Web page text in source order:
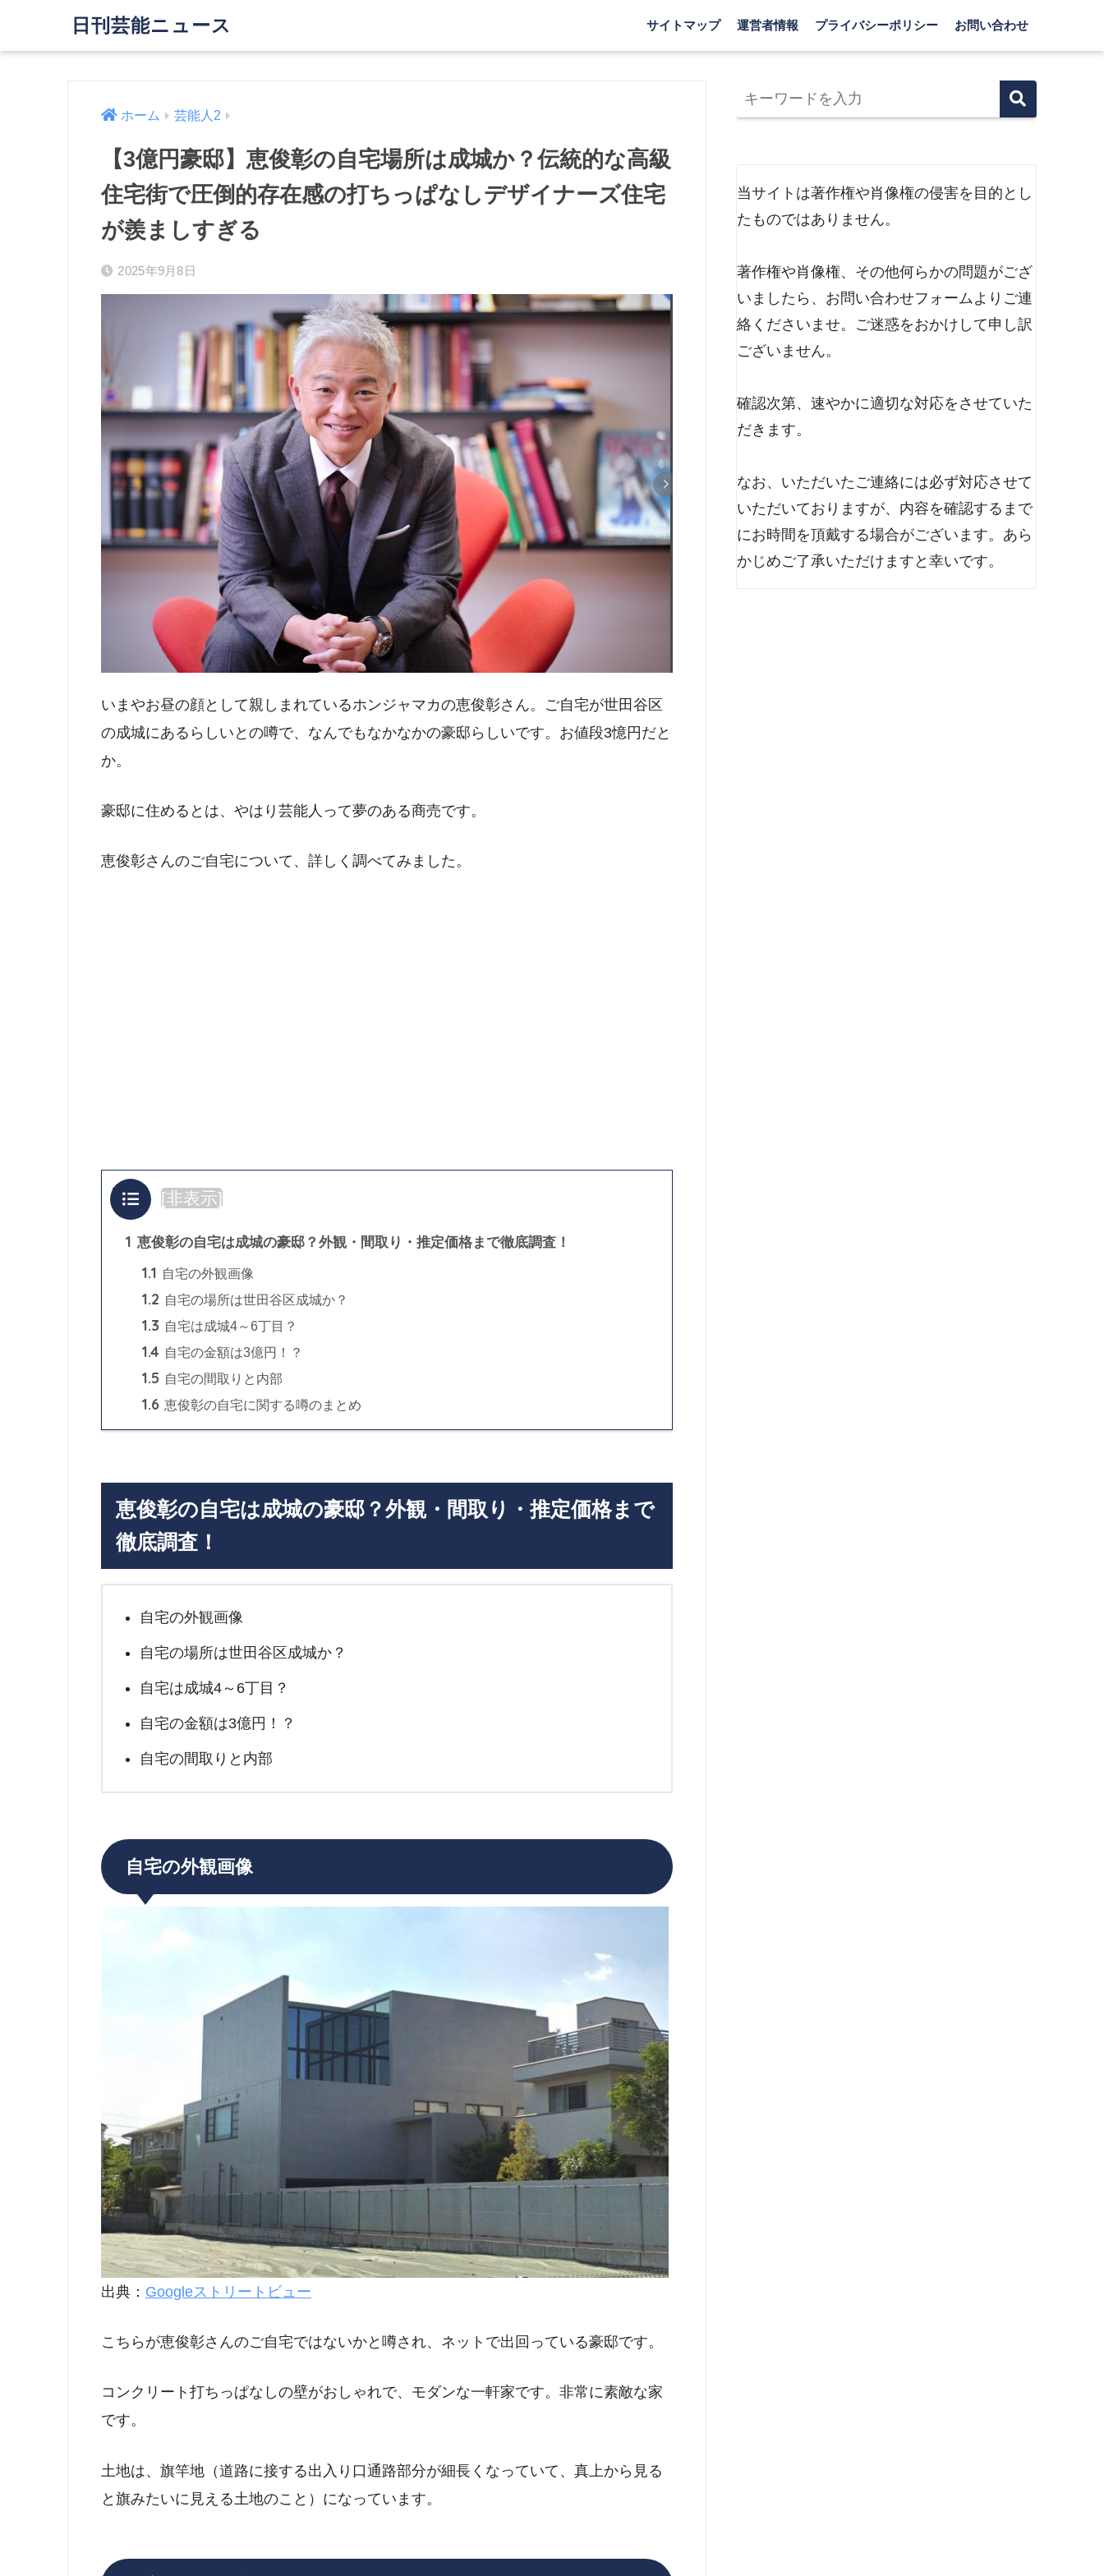
日刊芸能ニュース サイトマップ 運営者情報 プライバシーポリシー お問い合わせ
ホーム 芸能人2
【3億円豪邸】恵俊彰の自宅場所は成城か？伝統的な高級
住宅街で圧倒的存在感の打ちっぱなしデザイナーズ住宅
が羨ましすぎる
2025年9月8日
いまやお昼の顔として親しまれているホンジャマカの恵俊彰さん。ご自宅が世田谷区
の成城にあるらしいとの噂で、なんでもなかなかの豪邸らしいです。お値段3憶円だと
か。
豪邸に住めるとは、やはり芸能人って夢のある商売です。
恵俊彰さんのご自宅について、詳しく調べてみました。
目次 [非表示]
1 恵俊彰の自宅は成城の豪邸？外観・間取り・推定価格まで徹底調査！
1.1 自宅の外観画像
1.2 自宅の場所は世田谷区成城か？
1.3 自宅は成城4～6丁目？
1.4 自宅の金額は3億円！？
1.5 自宅の間取りと内部
1.6 恵俊彰の自宅に関する噂のまとめ
恵俊彰の自宅は成城の豪邸？外観・間取り・推定価格まで
徹底調査！
自宅の外観画像
自宅の場所は世田谷区成城か？
自宅は成城4～6丁目？
自宅の金額は3億円！？
自宅の間取りと内部
自宅の外観画像
出典： Googleストリートビュー
こちらが恵俊彰さんのご自宅ではないかと噂され、ネットで出回っている豪邸です。
コンクリート打ちっぱなしの壁がおしゃれで、モダンな一軒家です。非常に素敵な家
です。
土地は、旗竿地（道路に接する出入り口通路部分が細長くなっていて、真上から見る
と旗みたいに見える土地のこと）になっています。
当サイトは著作権や肖像権の侵害を目的とし
たものではありません。
著作権や肖像権、その他何らかの問題がござ
いましたら、お問い合わせフォームよりご連
絡くださいませ。ご迷惑をおかけして申し訳
ございません。
確認次第、速やかに適切な対応をさせていた
だきます。
なお、いただいたご連絡には必ず対応させて
いただいておりますが、内容を確認するまで
にお時間を頂戴する場合がございます。あら
かじめご了承いただけますと幸いです。